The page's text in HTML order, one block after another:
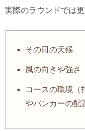
実際のラウンドでは更
その日の天候
風の向きや強さ
コースの環境（
やバンカーの配